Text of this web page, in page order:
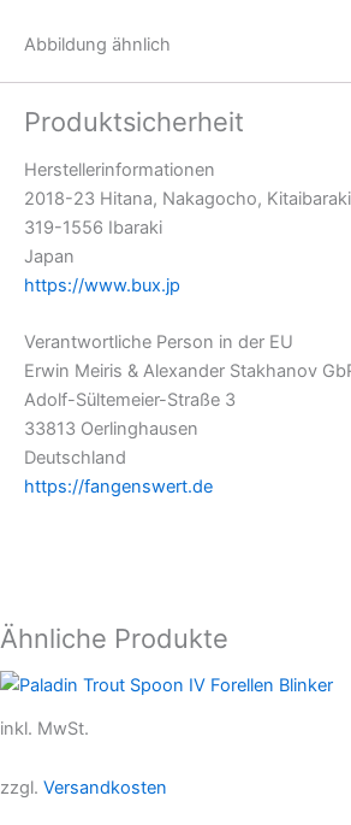
Abbildung ähnlich
Produktsicherheit
Herstellerinformationen
2018-23 Hitana, Nakagocho, Kitaibaraki
319-1556 Ibaraki
Japan
https://www.bux.jp
Verantwortliche Person in der EU
Erwin Meiris & Alexander Stakhanov
Adolf-Sültemeier-Straße 3
33813 Oerlinghausen
Deutschland
https://fangenswert.de
Ähnliche Produkte
inkl. MwSt.
zzgl. Versandkosten